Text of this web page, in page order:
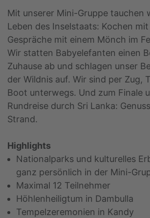
Mit unserer Mini-Gruppe tauchen
Leben des Inselstaats: Kochen mit
Gespräche mit einem Mönch im
Wir statten Babyelefanten einen
Zuhause ab und schlagen unser
der Wildnis auf. Wir sind per Zug,
Boot unterwegs. Und zum Finale
Rundreise durch Sri Lanka:
Strand.
Highlights
Nationalparks und kulturelles
ganz persönlich in der Mini-
Maximal 12 Teilnehmer
Höhlenheiligtum in Dambulla
Tempelzeremonien in Kandy